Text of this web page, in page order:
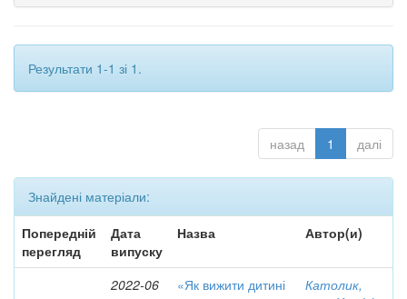
Результати 1-1 зі 1.
назад 1 далі
Знайдені матеріали:
Попередній
перегляд
Дата
випуску
Назва Автор(и)
2022-06
«Як вижити дитині
Католик,